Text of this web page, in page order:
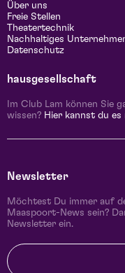
Über uns
Freie Stellen
Theatertechnik
Nachhaltiges
Datenschutz
hausgesellschaft
Im Club Lam können Sie
wissen? Hier kannst du es
Newsletter
Möchtest Du immer auf
Maaspoort-News sein?
Newsletter ein.